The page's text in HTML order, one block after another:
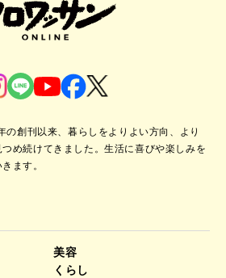
の創刊以来、暮らしをよりよい方向、より
め続けてきました。生活に喜びや楽しみを
ます。
美容
くらし